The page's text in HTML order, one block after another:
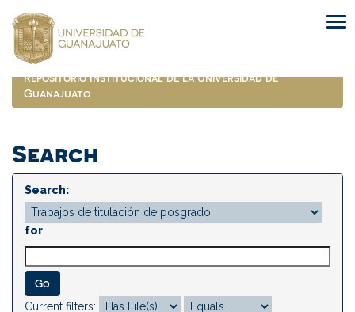
navigation
Repositorio Institucional de la Universidad de
Guanajuato
Search
Search:
for
Current filters: